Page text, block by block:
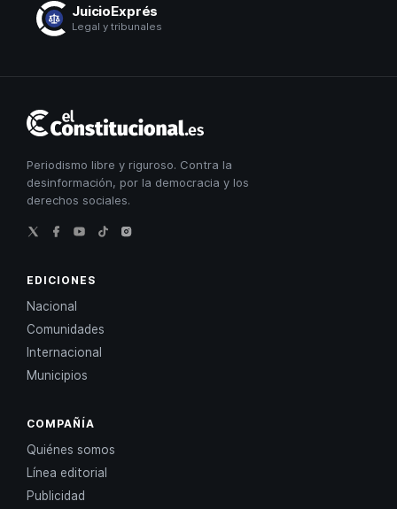
JuicioExprés
Legal y tribunales
Constitucional
Periodismo libre y riguroso. Contra la
desinformación, por la democracia y los
derechos sociales.
EDICIONES
Nacional
Comunidades
Internacional
Municipios
COMPAÑÍA
Quiénes somos
Línea editorial
Publicidad